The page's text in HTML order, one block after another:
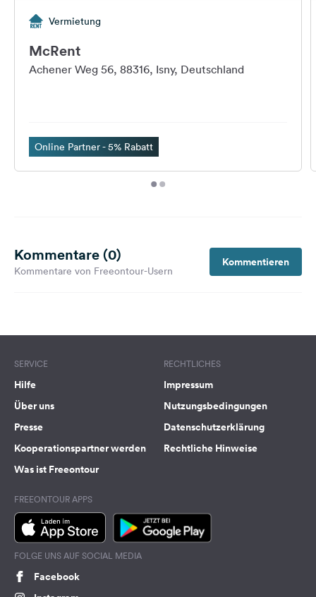
Vermietung
McRent
Achener Weg 56, 88316, Isny, Deutschland
Online Partner - 5% Rabatt
Kommentare (0)
Kommentare von Freeontour-Usern
Kommentieren
SERVICE
Hilfe
Über uns
Presse
Kooperationspartner werden
Was ist Freeontour
RECHTLICHES
Impressum
Nutzungsbedingungen
Datenschutzerklärung
Rechtliche Hinweise
FREEONTOUR APPS
FOLGE UNS AUF SOCIAL MEDIA
Facebook